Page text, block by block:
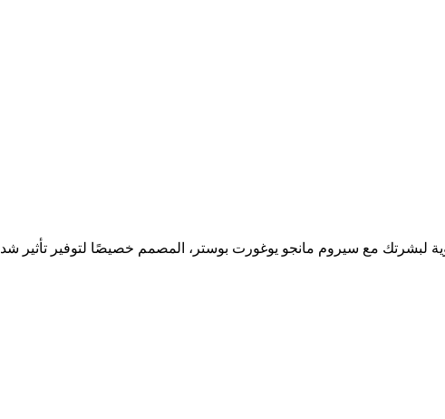
لبشرتك مع سيروم مانجو يوغورت بوستر، المصمم خصيصًا لتوفير تأثير شد